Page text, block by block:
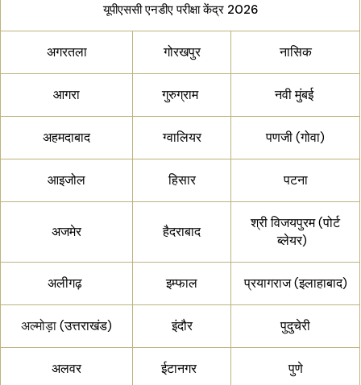
यूपीएससी एनडीए परीक्षा केंद्र 2026
अगरतला गोरखपुर नासिक
आगरा गुरुग्राम नवी मुंबई
अहमदाबाद ग्वालियर पणजी (गोवा)
आइजोल हिसार पटना
अजमेर हैदराबाद
श्री विजयपुरम (पोर्ट
ब्लेयर)
अलीगढ़ इम्फाल प्रयागराज (इलाहाबाद)
अल्मोड़ा(उत्तराखंड) इंदौर पुदुचेरी
अलवर ईटानगर पुणे